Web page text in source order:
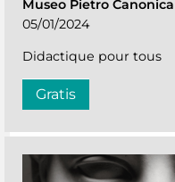
Museo Pietro
05/01/2024
Didactique pour tous
Gratis